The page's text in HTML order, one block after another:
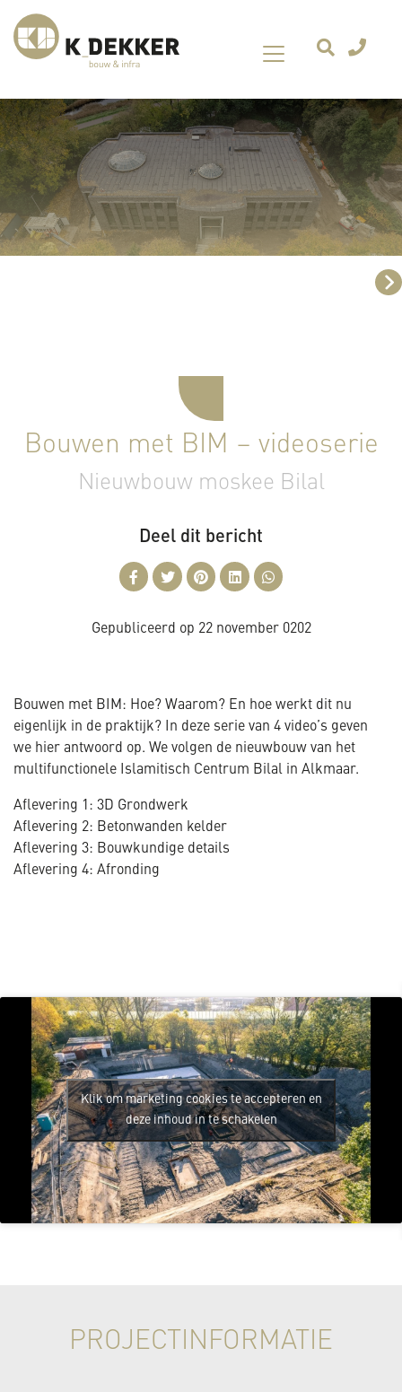
Bouwen met BIM – videoserie
Nieuwbouw moskee Bilal
Deel dit bericht
Gepubliceerd op 22 november 0202
Bouwen met BIM: Hoe? Waarom? En hoe werkt dit nu
eigenlijk in de praktijk? In deze serie van 4 video’s geven
we hier antwoord op. We volgen de nieuwbouw van het
multifunctionele Islamitisch Centrum Bilal in Alkmaar.
Aflevering 1: 3D Grondwerk
Aflevering 2: Betonwanden kelder
Aflevering 3: Bouwkundige details
Aflevering 4: Afronding
Klik om marketing cookies te accepteren en
deze inhoud in te schakelen
PROJECTINFORMATIE